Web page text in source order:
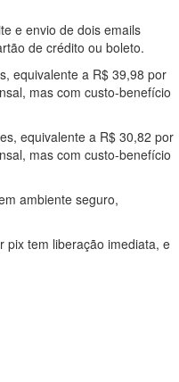
e envio de dois emails
de crédito ou boleto.
equivalente a R$ 39,98 por
mas com custo-benefício
equivalente a R$ 30,82 por
mas com custo-benefício
ambiente seguro,
pix tem liberação imediata, e